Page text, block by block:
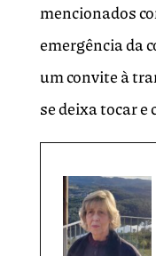
mencionados
emergência da
um convite à
se deixa tocar e